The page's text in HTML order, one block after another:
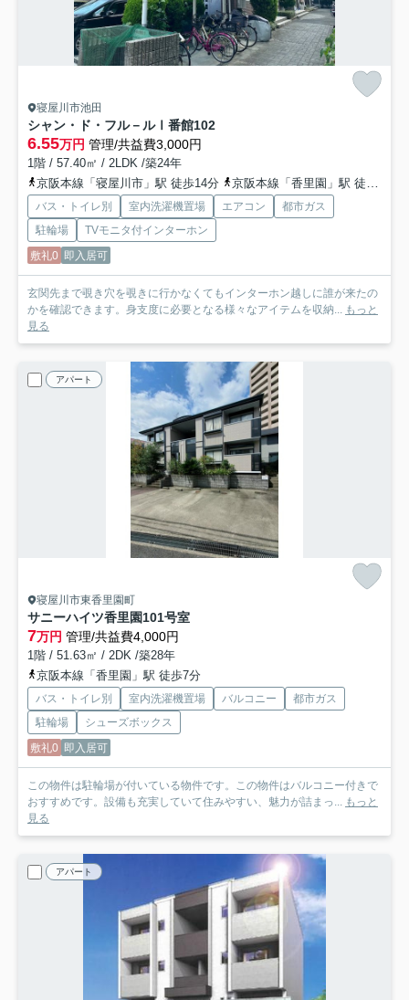
寝屋川市池田
シャン・ド・フル－ルⅠ番館102
6.55万円 管理/共益費3,000円
1階 / 57.40㎡ / 2LDK /築24年
京阪本線「寝屋川市」駅 徒歩14分
京阪本線「香里園」駅 徒歩26分
バス・トイレ別 室内洗濯機置場 エアコン
都市ガス
駐輪場
TVモニタ付インターホン
敷礼0 即入居可
玄関先まで覗き穴を覗きに行かなくてもインターホン越しに誰が来たの
かを確認できます。身支度に必要となる様々なアイテムを収納... もっと
見る
アパート
寝屋川市東香里園町
サニーハイツ香里園101号室
7万円 管理/共益費4,000円
1階 / 51.63㎡ / 2DK /築28年
京阪本線「香里園」駅 徒歩7分
バス・トイレ別 室内洗濯機置場 バルコニー
都市ガス
駐輪場
シューズボックス
敷礼0 即入居可
この物件は駐輪場が付いている物件です。この物件はバルコニー付きで
おすすめです。設備も充実していて住みやすい、魅力が詰まっ... もっと
見る
アパート